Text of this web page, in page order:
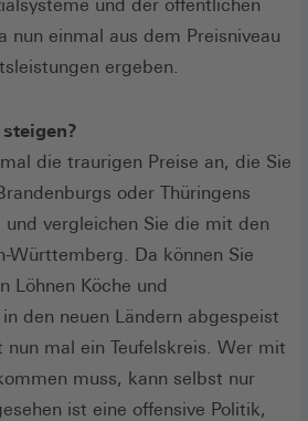
und der öffentlichen
nun einmal aus dem Preisniveau
ergeben.
die traurigen Preise an, die Sie
oder Thüringens
und vergleichen Sie die mit den
Württemberg. Da können Sie
Löhnen Köche und
den neuen Ländern abgespeist
mal ein Teufelskreis. Wer mit
muss, kann selbst nur
ist eine offensive Politik,